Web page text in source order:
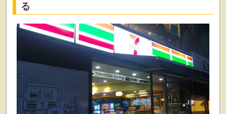
る